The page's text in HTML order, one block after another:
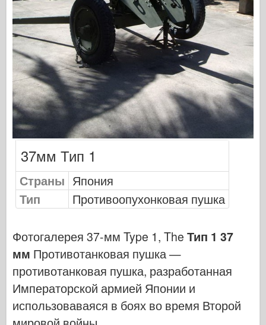
Сигнал эскадрильи
ТанкВласть
Грузовики и танки
Ваффен-Арсенал
Wydawnictwo Милитария
Макеты
Академии
Модели тузов
Клуб AFV
Airfix
Черная собака
Бронко
Кибер-хобби
Днепромодель
Дракона
37мм Тип 1
Страны Япония
Тип
Противоопухонковая пушка
Фотогалерея 37-мм Type 1, The Тип 1 37
мм Противотанковая пушка —
противотанковая пушка, разработанная
Императорской армией Японии и
использоваваяся в боях во время Второй